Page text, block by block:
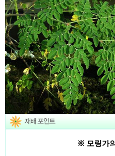
※ 모링가